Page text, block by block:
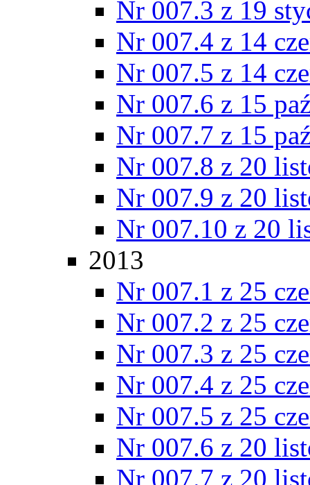
Nr 007.3 z 19
Nr 007.4 z 14
Nr 007.5 z 14
Nr 007.6 z 15
Nr 007.7 z 15
Nr 007.8 z 20
Nr 007.9 z 20
Nr 007.10 z 20
2013
Nr 007.1 z 25
Nr 007.2 z 25
Nr 007.3 z 25
Nr 007.4 z 25
Nr 007.5 z 25
Nr 007.6 z 20
Nr 007.7 z 20